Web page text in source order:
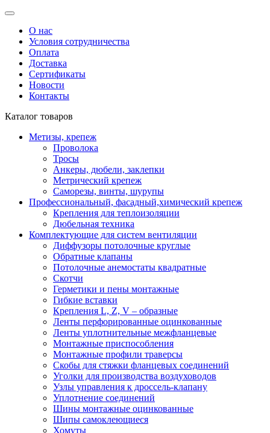
О нас
Условия сотрудничества
Оплата
Доставка
Сертификаты
Новости
Контакты
Каталог товаров
Метизы, крепеж
Проволока
Тросы
Анкеры, дюбели, заклепки
Метрический крепеж
Саморезы, винты, шурупы
Профессиональный, фасадный,химический крепеж
Крепления для теплоизоляции
Дюбельная техника
Комплектующие для систем вентиляции
Диффузоры потолочные круглые
Обратные клапаны
Потолочные анемостаты квадратные
Скотчи
Герметики и пены монтажные
Гибкие вставки
Крепления L, Z, V – образные
Ленты перфорированные оцинкованные
Ленты уплотнительные межфланцевые
Монтажные приспособления
Монтажные профили траверсы
Скобы для стяжки фланцевых соединений
Уголки для производства воздуховодов
Узлы управления к дроссель-клапану
Уплотнение соединений
Шины монтажные оцинкованные
Шипы самоклеющиеся
Хомуты